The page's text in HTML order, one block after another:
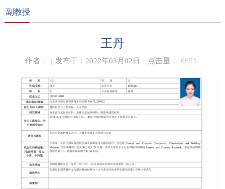
副教授
王丹
作者： | 发布于：2022年03月02日 | 点击量： 6653